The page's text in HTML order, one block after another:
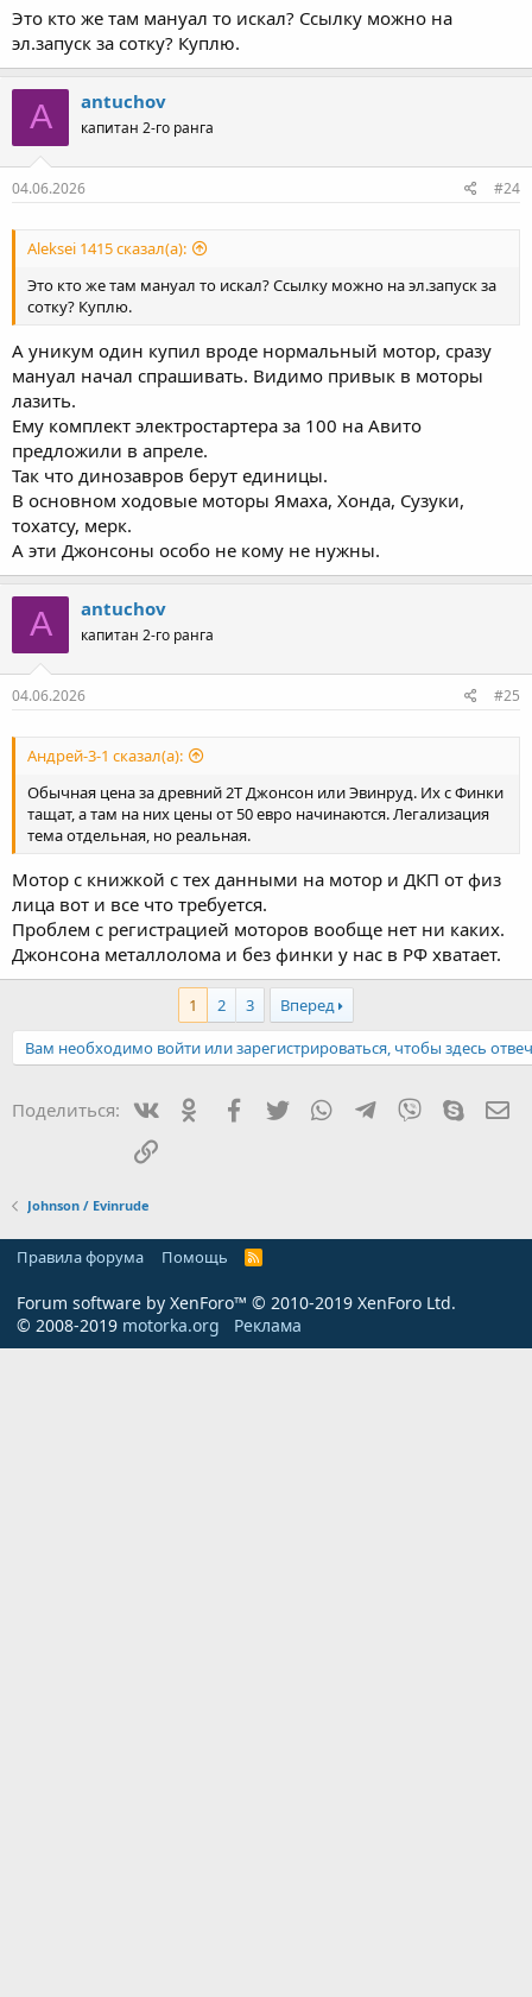
Это кто же там мануал то искал? Ссылку можно на
эл.запуск за сотку? Куплю.
A antuchov
капитан 2-го ранга
04.06.2026 #24
Aleksei 1415 сказал(а):
Это кто же там мануал то искал? Ссылку можно на эл.запуск за
сотку? Куплю.
А уникум один купил вроде нормальный мотор, сразу
мануал начал спрашивать. Видимо привык в моторы
лазить.
Ему комплект электростартера за 100 на Авито
предложили в апреле.
Так что динозавров берут единицы.
В основном ходовые моторы Ямаха, Хонда, Сузуки,
тохатсу, мерк.
А эти Джонсоны особо не кому не нужны.
A antuchov
капитан 2-го ранга
04.06.2026 #25
Андрей-3-1 сказал(а):
Обычная цена за древний 2Т Джонсон или Эвинруд. Их с Финки
тащат, а там на них цены от 50 евро начинаются. Легализация
тема отдельная, но реальная.
Мотор с книжкой с тех данными на мотор и ДКП от физ
лица вот и все что требуется.
Проблем с регистрацией моторов вообще нет ни каких.
Джонсона металлолома и без финки у нас в РФ хватает.
1 2 3
Вперед
Вам необходимо войти или зарегистрироваться, чтобы здесь
Поделиться: ВконтактеОдноклассники
Facebook
TwitterWhatsAppTelegram
Viber Skype
Ссылка
Johnson / Evinrude
Правила форума Помощь
R
Forum software by XenForo™ © 2010-2019 XenForo Ltd.
© 2008-2019 motorka.org Реклама